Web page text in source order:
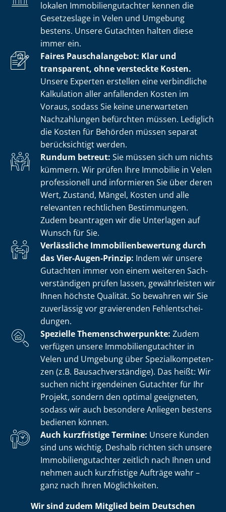
lokalen Im­mo­bi­li­en­gut­ach­ter kennen die
Gesetzeslage in Velen und Umgebung
bestens. Unsere Gutachten halten diese
immer ein.
Faires Pauschalangebot: Klar und
transparent, ohne versteckte Kosten.
Unsere Experten erstellen eine verbindliche
Kalkulation aller anfallenden Kosten im
Voraus, sodass Sie keine unerwarteten
Nachzahlungen befürchten müssen. Lediglich
die Kosten für Behörden müssen separat
berücksichtigt werden.
Rundum betreut: Sie müssen sich um nichts
kümmern. Wir prüfen Ihre Immobilie in Velen
professionell und informieren Sie über deren
Wert, Zustand, Mängel, Kosten und alle
relevanten rechtlichen Bestimmungen.
Zudem beantragen wir die Unterlagen auf
Wunsch für Sie.
Verlässliche Im­mo­bi­li­en­be­wer­tung durch
das Vier-Augen-Prinzip: Indem wir unsere
Gutachten immer von einem weiteren Sach­
ver­stän­di­gen prüfen lassen, gewährleisten wir
Ihnen höchste Qualität. So bewahren wir Sie
zuverlässig vor gravierenden Fehl­ent­schei­
dun­gen.
Spezielle The­men­schwer­punk­te: Zudem
verfügen unsere Im­mo­bi­li­en­gut­ach­ter in
Velen und Umgebung über Spe­zi­al­kom­pe­ten­
zen (z.B. Bau­sach­ver­stän­di­ge). Das heißt: Wir
suchen nicht irgendeinen Gutachter für Ihr
Projekt, sondern den optimal geeigneten,
sodass wir auch besondere Anliegen bestens
bedienen können.
Auch kurzfristige Termine: Unsere Kunden
sind uns wichtig. Deshalb richten sich unsere
Im­mo­bi­li­en­gut­ach­ter zeitlich nach Ihnen und
nehmen auch kurzfristige Aufträge wahr –
ganz nach Ihren Möglichkeiten.
Wir sind zudem Mitglied beim Deutschen